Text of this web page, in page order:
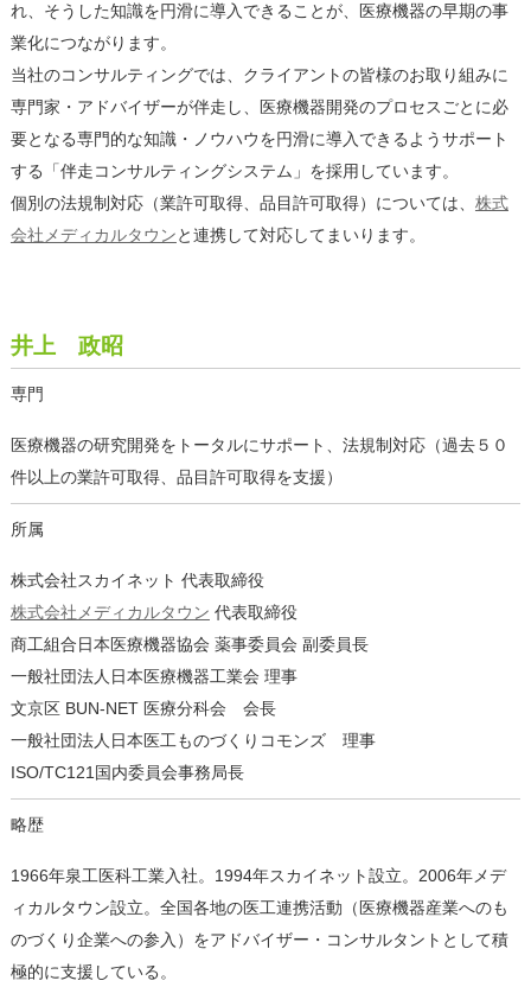
れ、そうした知識を円滑に導入できることが、医療機器の早期の事
業化につながります。
当社のコンサルティングでは、クライアントの皆様のお取り組みに
専門家・アドバイザーが伴走し、医療機器開発のプロセスごとに必
要となる専門的な知識・ノウハウを円滑に導入できるようサポート
する「伴走コンサルティングシステム」を採用しています。
個別の法規制対応（業許可取得、品目許可取得）については、 株式
会社メディカルタウンと連携して対応してまいります。
井上 政昭
専門
医療機器の研究開発をトータルにサポート、法規制対応（過去５０
件以上の業許可取得、品目許可取得を支援）
所属
株式会社スカイネット 代表取締役
株式会社メディカルタウン 代表取締役
商工組合日本医療機器協会 薬事委員会 副委員長
一般社団法人日本医療機器工業会 理事
文京区 BUN-NET 医療分科会 会長
一般社団法人日本医工ものづくりコモンズ 理事
ISO/TC121国内委員会事務局長
略歴
1966年泉工医科工業入社。1994年スカイネット設立。2006年メデ
ィカルタウン設立。全国各地の医工連携活動（医療機器産業へのも
のづくり企業への参入）をアドバイザー・コンサルタントとして積
極的に支援している。